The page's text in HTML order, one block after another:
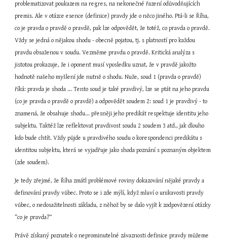
problematizovat poukazem na regres, na nekonečné řazení odůvodňujících
premis. Ale v otázce esence (definice) pravdy jde o něco jiného. Ptá-li se Říha,
co je pravda o pravdě o pravdě, pak lze odpovědět, že totéž, co pravda o pravdě.
Vždy se jedná o nějakou shodu - obecně pojatou, tj. s platností pro každou
pravdu obsaženou v soudu. Vezměme pravdu o pravdě. Kritická analýza s
jistotou prokazuje, že i oponent musí vposledku uznat, že v pravdě jakožto
hodnotě našeho myšlení jde nutně o shodu. Nuže, soud 1 (pravda o pravdě)
říká: pravda je shoda ... Tento soud je také pravdivý, lze se ptát na jeho pravdu
(co je pravda o pravdě o pravdě) a odpovědět soudem 2: soud 1 je pravdivý - to
znamená, že obsahuje shodu... přesněji jeho predikát respektuje identitu jeho
subjektu. Taktéž lze reflektovat pravdivost soudu 2 soudem 3 atd., jak dlouho
kdo bude chtít. Vždy půjde u pravdivého soudu o korespondenci predikátu s
identitou subjektu, která se vyjadřuje jako shoda poznání s poznaným objektem
(zde soudem).
Je tedy zřejmé, že Říha zmátl problémové roviny dokazování nějaké pravdy a
definování pravdy vůbec. Proto se i zde mýlí, když mluví o unikavosti pravdy
vůbec, o nedosažitelnosti základu, z něhož by se dalo vyjít k zodpovězení otázky
”co je pravda?“
Právě získaný poznatek o neprominutelné závaznosti definice pravdy můžeme